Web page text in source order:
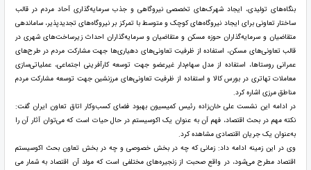
بنگاه‌های تولیدی، ایجاد شهرک‌های تخصصی نیروگاهی و جذب سرمایه‌گذاری آحاد مردم در قالب
ساختار تعاونی برای ایجاد نیروگاه‌های کوچک و متوسط با تمرکز بر نیروگاه‌های تجدیدپذیر، ساماندهی
متقاضیان و سرمایه‌گذاران حوزه مسکن و متقاضیان و سرمایه‌گذاران احداث زیرساخت‌های شهری در
قالب تعاونی‌های مسکن، استفاده از ظرفیت تعاونی‌های دهیاری‌ها جهت مشارکت مردم در طرح‌های
عمرانی روستاها، استفاده از مدل سهام‌دار غیرعضو جهت توسعه کارآفرینی اجتماعی، عملیاتی‌سازی
معاملات تهاتری در بورس کالا و استفاده از ظرفیت تعاونی‌های مرزنشین جهت توسعه مشارکت مردم
مناطق مرزی اشاره کرد.
در ادامه این نشست علی خان‌زاده رئیس کمیسیون بهبود فضای کسب‌وکار اتاق تعاون ایران گفت:
نکته مهم در بحث اقتصاد، فهم آن به عنوان یک اکوسیستم در حال حیات است که می‌توان آثار آن را
به‌عنوان یک جریان اقتصادی مشاهده کرد.
وی در این زمینه ادامه داد: زمانی که چه در بخش خصوصی و چه در بخش تعاون بحث اکوسیستم
اقتصاد مطرح می‌شود، در واقع صحبت از زنجیره‌های مختلفی است که مولد آن اقتصاد به شمار می